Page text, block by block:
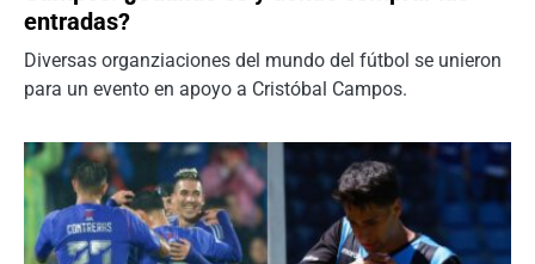
entradas?
Diversas organziaciones del mundo del fútbol se unieron
para un evento en apoyo a Cristóbal Campos.